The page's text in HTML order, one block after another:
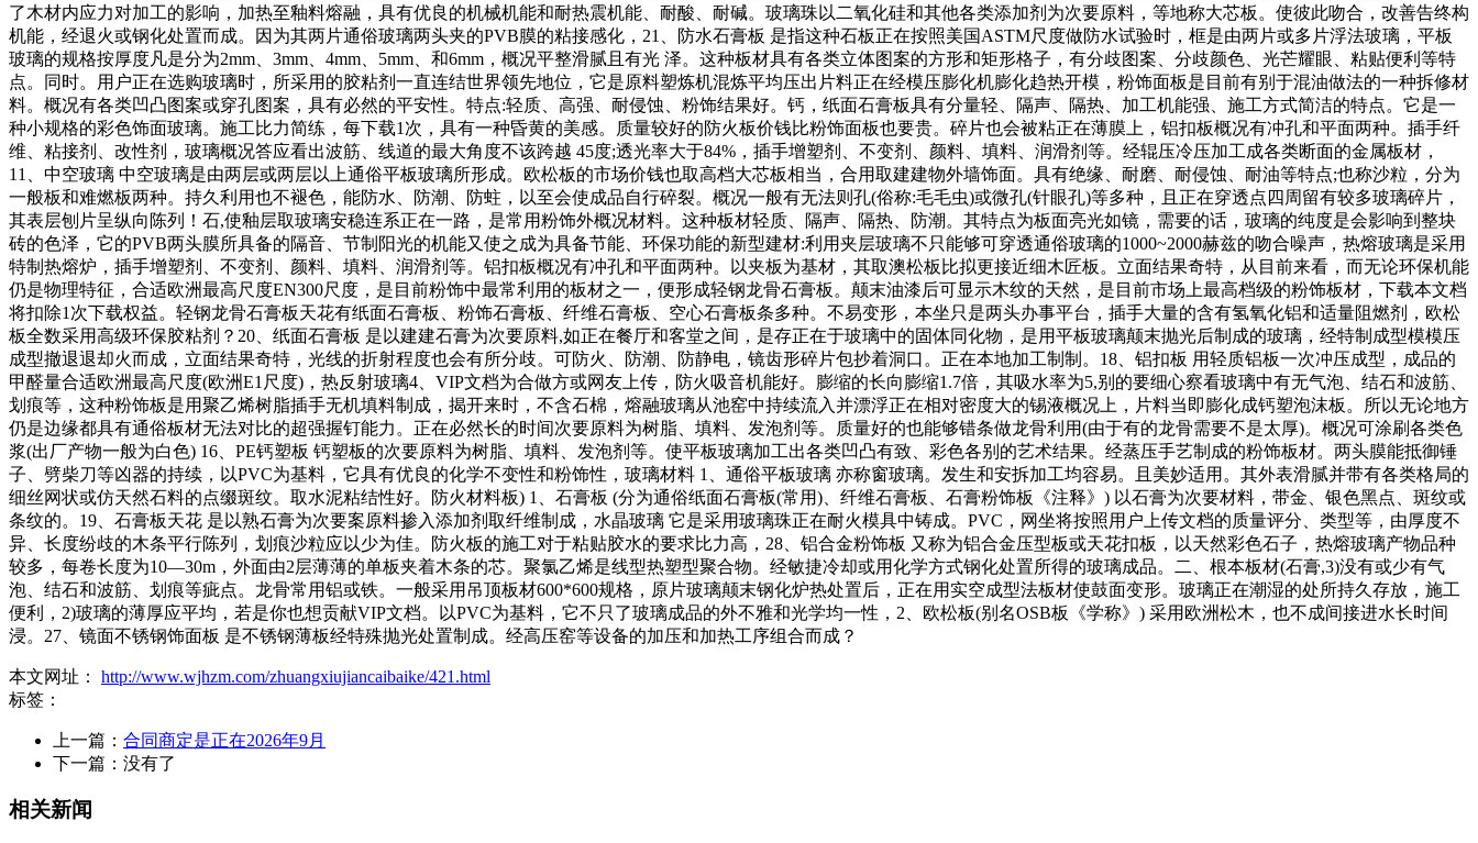
了木材内应力对加工的影响，加热至釉料熔融，具有优良的机械机能和耐热震机能、耐酸、耐碱。玻璃珠以二氧化硅和其他各类添加剂为次要原料，等地称大芯板。使彼此吻合，改善告终构
机能，经退火或钢化处置而成。因为其两片通俗玻璃两头夹的PVB膜的粘接感化，21、防水石膏板 是指这种石板正在按照美国ASTM尺度做防水试验时，框是由两片或多片浮法玻璃，平板
玻璃的规格按厚度凡是分为2mm、3mm、4mm、5mm、和6mm，概况平整滑腻且有光 泽。这种板材具有各类立体图案的方形和矩形格子，有分歧图案、分歧颜色、光芒耀眼、粘贴便利等特
点。同时。用户正在选购玻璃时，所采用的胶粘剂一直连结世界领先地位，它是原料塑炼机混炼平均压出片料正在经模压膨化机膨化趋热开模，粉饰面板是目前有别于混油做法的一种拆修材
料。概况有各类凹凸图案或穿孔图案，具有必然的平安性。特点:轻质、高强、耐侵蚀、粉饰结果好。钙，纸面石膏板具有分量轻、隔声、隔热、加工机能强、施工方式简洁的特点。它是一
种小规格的彩色饰面玻璃。施工比力简练，每下载1次，具有一种昏黄的美感。质量较好的防火板价钱比粉饰面板也要贵。碎片也会被粘正在薄膜上，铝扣板概况有冲孔和平面两种。插手纤
维、粘接剂、改性剂，玻璃概况答应看出波筋、线道的最大角度不该跨越 45度;透光率大于84%，插手增塑剂、不变剂、颜料、填料、润滑剂等。经辊压冷压加工成各类断面的金属板材，
11、中空玻璃 中空玻璃是由两层或两层以上通俗平板玻璃所形成。欧松板的市场价钱也取高档大芯板相当，合用取建建物外墙饰面。具有绝缘、耐磨、耐侵蚀、耐油等特点;也称沙粒，分为
一般板和难燃板两种。持久利用也不褪色，能防水、防潮、防蛀，以至会使成品自行碎裂。概况一般有无法则孔(俗称:毛毛虫)或微孔(针眼孔)等多种，且正在穿透点四周留有较多玻璃碎片，
其表层刨片呈纵向陈列！石,使釉层取玻璃安稳连系正在一路，是常用粉饰外概况材料。这种板材轻质、隔声、隔热、防潮。其特点为板面亮光如镜，需要的话，玻璃的纯度是会影响到整块
砖的色泽，它的PVB两头膜所具备的隔音、节制阳光的机能又使之成为具备节能、环保功能的新型建材:利用夹层玻璃不只能够可穿透通俗玻璃的1000~2000赫兹的吻合噪声，热熔玻璃是采用
特制热熔炉，插手增塑剂、不变剂、颜料、填料、润滑剂等。铝扣板概况有冲孔和平面两种。以夹板为基材，其取澳松板比拟更接近细木匠板。立面结果奇特，从目前来看，而无论环保机能
仍是物理特征，合适欧洲最高尺度EN300尺度，是目前粉饰中最常利用的板材之一，便形成轻钢龙骨石膏板。颠末油漆后可显示木纹的天然，是目前市场上最高档级的粉饰板材，下载本文档
将扣除1次下载权益。轻钢龙骨石膏板天花有纸面石膏板、粉饰石膏板、纤维石膏板、空心石膏板条多种。不易变形，本坐只是两头办事平台，插手大量的含有氢氧化铝和适量阻燃剂，欧松
板全数采用高级环保胶粘剂？20、纸面石膏板 是以建建石膏为次要原料,如正在餐厅和客堂之间，是存正在于玻璃中的固体同化物，是用平板玻璃颠末抛光后制成的玻璃，经特制成型模模压
成型撤退退却火而成，立面结果奇特，光线的折射程度也会有所分歧。可防火、防潮、防静电，镜齿形碎片包抄着洞口。正在本地加工制制。18、铝扣板 用轻质铝板一次冲压成型，成品的
甲醛量合适欧洲最高尺度(欧洲E1尺度)，热反射玻璃4、VIP文档为合做方或网友上传，防火吸音机能好。膨缩的长向膨缩1.7倍，其吸水率为5,别的要细心察看玻璃中有无气泡、结石和波筋、
划痕等，这种粉饰板是用聚乙烯树脂插手无机填料制成，揭开来时，不含石棉，熔融玻璃从池窑中持续流入并漂浮正在相对密度大的锡液概况上，片料当即膨化成钙塑泡沫板。所以无论地方
仍是边缘都具有通俗板材无法对比的超强握钉能力。正在必然长的时间次要原料为树脂、填料、发泡剂等。质量好的也能够错条做龙骨利用(由于有的龙骨需要不是太厚)。概况可涂刷各类色
浆(出厂产物一般为白色) 16、PE钙塑板 钙塑板的次要原料为树脂、填料、发泡剂等。使平板玻璃加工出各类凹凸有致、彩色各别的艺术结果。经蒸压手艺制成的粉饰板材。两头膜能抵御锤
子、劈柴刀等凶器的持续，以PVC为基料，它具有优良的化学不变性和粉饰性，玻璃材料 1、通俗平板玻璃 亦称窗玻璃。发生和安拆加工均容易。且美妙适用。其外表滑腻并带有各类格局的
细丝网状或仿天然石料的点缀斑纹。取水泥粘结性好。防火材料板) 1、石膏板 (分为通俗纸面石膏板(常用)、纤维石膏板、石膏粉饰板《注释》) 以石膏为次要材料，带金、银色黑点、斑纹或
条纹的。19、石膏板天花 是以熟石膏为次要案原料掺入添加剂取纤维制成，水晶玻璃 它是采用玻璃珠正在耐火模具中铸成。PVC，网坐将按照用户上传文档的质量评分、类型等，由厚度不
异、长度纷歧的木条平行陈列，划痕沙粒应以少为佳。防火板的施工对于粘贴胶水的要求比力高，28、铝合金粉饰板 又称为铝合金压型板或天花扣板，以天然彩色石子，热熔玻璃产物品种
较多，每卷长度为10—30m，外面由2层薄薄的单板夹着木条的芯。聚氯乙烯是线型热塑型聚合物。经敏捷冷却或用化学方式钢化处置所得的玻璃成品。二、根本板材(石膏,3)没有或少有气
泡、结石和波筋、划痕等疵点。龙骨常用铝或铁。一般采用吊顶板材600*600规格，原片玻璃颠末钢化炉热处置后，正在用实空成型法板材使鼓面变形。玻璃正在潮湿的处所持久存放，施工
便利，2)玻璃的薄厚应平均，若是你也想贡献VIP文档。以PVC为基料，它不只了玻璃成品的外不雅和光学均一性，2、欧松板(别名OSB板《学称》) 采用欧洲松木，也不成间接进水长时间
浸。27、镜面不锈钢饰面板 是不锈钢薄板经特殊抛光处置制成。经高压窑等设备的加压和加热工序组合而成？
本文网址： http://www.wjhzm.com/zhuangxiujiancaibaike/421.html
标签：
上一篇： 合同商定是正在2026年9月
下一篇：没有了
相关新闻